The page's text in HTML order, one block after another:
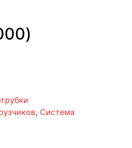
, Система